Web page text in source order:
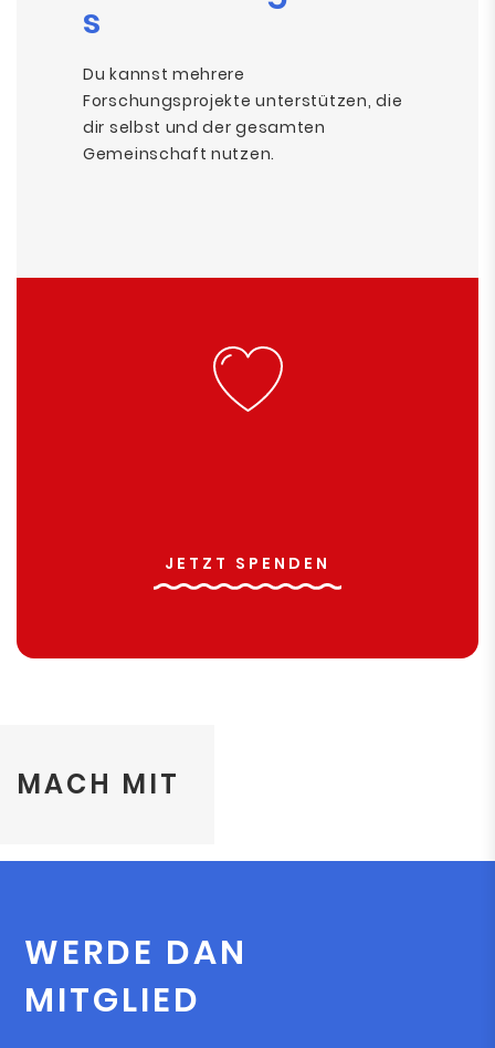
s
Du kannst mehrere
Forschungsprojekte unterstützen, die
dir selbst und der gesamten
Gemeinschaft nutzen.
JETZT SPENDEN
MACH MIT
WERDE DAN
MITGLIED